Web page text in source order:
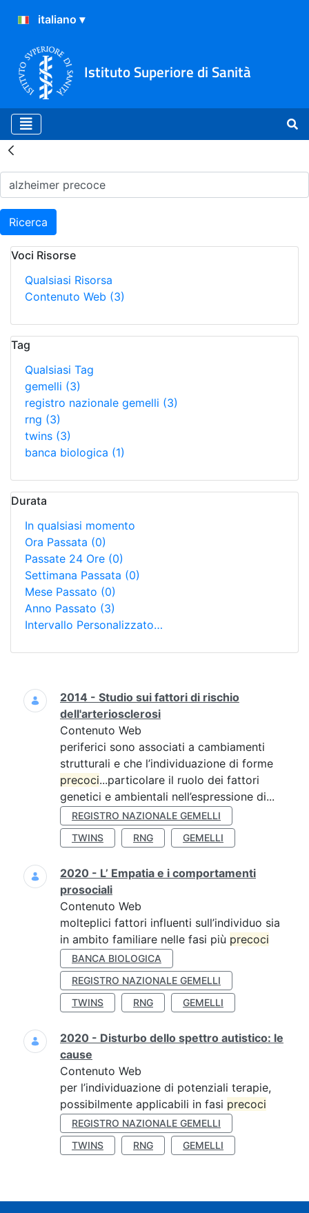
Istituto Superiore di Sanità
Risultati della Ricerca -
Ricerca
Voci Risorse
Qualsiasi Risorsa
Contenuto Web (3)
Tag
Qualsiasi Tag
gemelli (3)
registro nazionale gemelli (3)
rng (3)
twins (3)
banca biologica (1)
Durata
In qualsiasi momento
Ora Passata (0)
Passate 24 Ore (0)
Settimana Passata (0)
Mese Passato (0)
Anno Passato (3)
Intervallo Personalizzato…
Ricerca
2014 - Studio sui fattori di rischio
dell'arteriosclerosi
Contenuto Web
periferici sono associati a cambiamenti
strutturali e che l’individuazione di forme
precoci...particolare il ruolo dei fattori
genetici e ambientali nell’espressione di...
REGISTRO NAZIONALE GEMELLI
TWINS
RNG GEMELLI
2020 - L’ Empatia e i comportamenti
prosociali
Contenuto Web
molteplici fattori influenti sull’individuo sia
in ambito familiare nelle fasi più precoci
BANCA BIOLOGICA
REGISTRO NAZIONALE GEMELLI
TWINS
RNG GEMELLI
2020 - Disturbo dello spettro autistico: le
cause
Contenuto Web
per l’individuazione di potenziali terapie,
possibilmente applicabili in fasi precoci
REGISTRO NAZIONALE GEMELLI
TWINS
RNG GEMELLI